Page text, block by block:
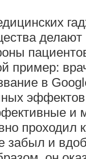
делают
пример:
в
и
проходил
забыл и